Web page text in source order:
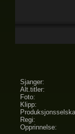
Sjanger:
Alt.titler:
Foto:
Klipp:
Regi:
Opprinnelse: